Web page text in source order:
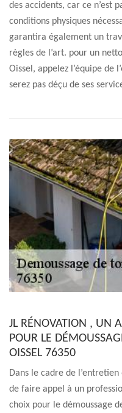
des accidents, car ce n’est
conditions physiques
garantira également un
règles de l’art. pour un
Oissel, appelez l’équipe de
serez pas déçu de ses
JL RÉNOVATION , UN
POUR LE
OISSEL 76350
Dans le cadre de
de faire appel à un
choix pour le démoussage